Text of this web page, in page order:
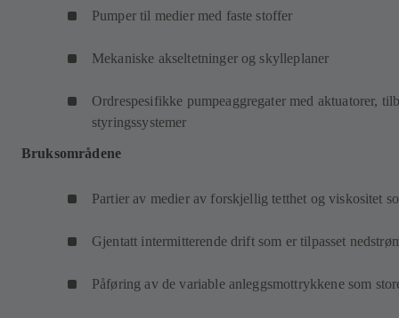
Pumper til medier med faste stoffer
Mekaniske akseltetninger og skylleplaner
Ordrespesifikke pumpeaggregater med aktuatorer,
styringssystemer
Bruksområdene
Partier av medier av forskjellig tetthet og viskositet
Gjentatt intermitterende drift som er tilpasset
Påføring av de variable anleggsmottrykkene som